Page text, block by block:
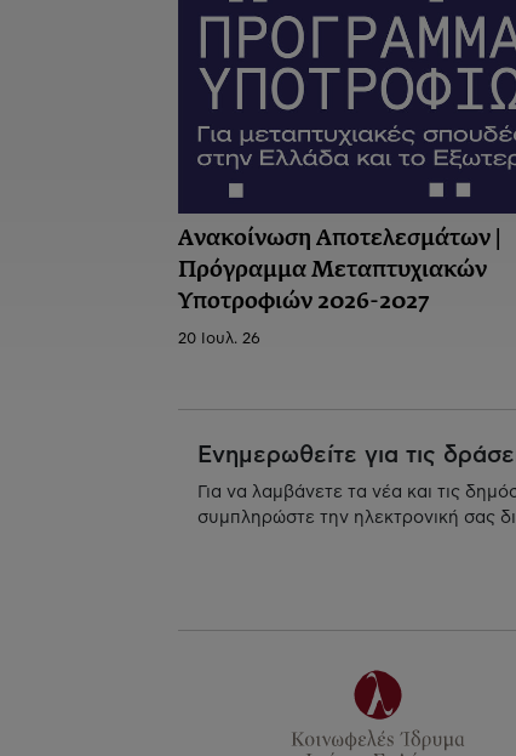
Ανακοίνωση Αποτελεσμάτων |
Πρόγραμμα Μεταπτυχιακών
Υποτροφιών 2026-2027
20 Ιουλ. 26
Ενημερωθείτε για τις
Για να λαμβάνετε τα νέα και τις
συμπληρώστε την ηλεκτρονική σας